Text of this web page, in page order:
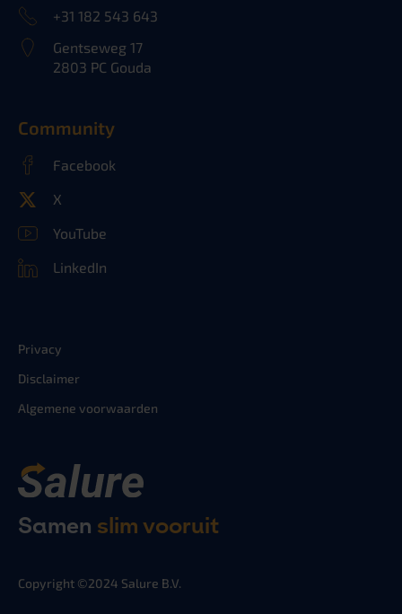
+31 182 543 643
Gentseweg 17
2803 PC Gouda
Community
Facebook
X
YouTube
LinkedIn
Privacy
Disclaimer
Algemene voorwaarden
Copyright ©2024 Salure B.V.
Samen slim vooruit